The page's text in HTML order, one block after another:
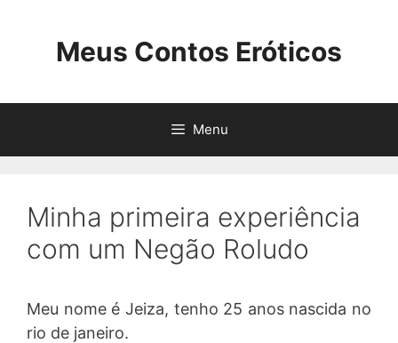
Meus Contos Eróticos
Menu
Minha primeira experiência
com um Negão Roludo
Meu nome é Jeiza, tenho 25 anos nascida no
rio de janeiro.